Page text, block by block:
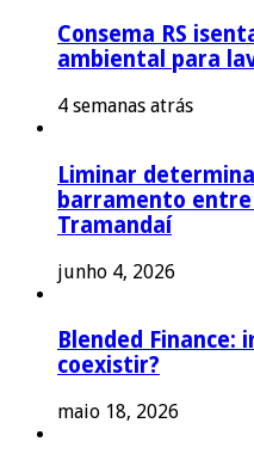
Consema RS
ambiental para
4 semanas atrás
Liminar
barramento entre
Tramandaí
junho 4, 2026
Blended Finance:
coexistir?
maio 18, 2026